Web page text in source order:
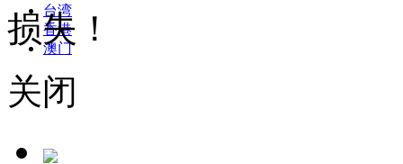
台湾
香港
澳门
损失！
关闭